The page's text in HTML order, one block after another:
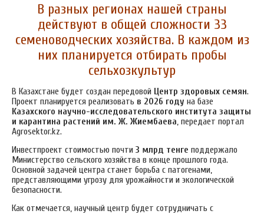
В разных регионах нашей страны
действуют в общей сложности 33
семеноводческих хозяйства. В каждом из
них планируется отбирать пробы
сельхозкультур
В Казахстане будет создан передовой Центр здоровых семян.
Проект планируется реализовать в 2026 году на базе
Казахского научно-исследовательского института защиты
и карантина растений им. Ж. Жиембаева, передает портал
Аgrosektor.kz.
Инвестпроект стоимостью почти 3 млрд тенге поддержало
Министерство сельского хозяйства в конце прошлого года.
Основной задачей центра станет борьба с патогенами,
представляющими угрозу для урожайности и экологической
безопасности.
Как отмечается, научный центр будет сотрудничать с